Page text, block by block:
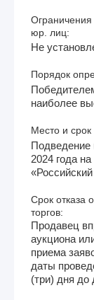
Ограничения
юр. лиц:
Не
Порядок
наиболее
Место и срок
Подведение
2024 года
Срок отказа
торгов:
Продавец
аукциона
приема
даты
(три) дня до